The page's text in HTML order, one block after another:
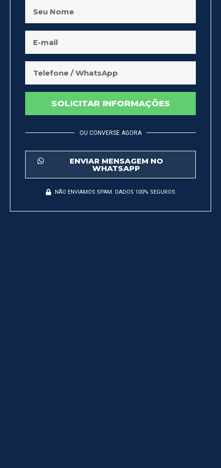
SOLICITAR INFORMAÇÕES
OU CONVERSE AGORA
ENVIAR MENSAGEM NO
WHATSAPP
NÃO ENVIAMOS SPAM. DADOS 100% SEGUROS.